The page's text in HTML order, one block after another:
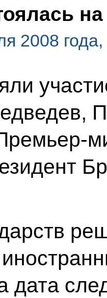
2008 года,
дата